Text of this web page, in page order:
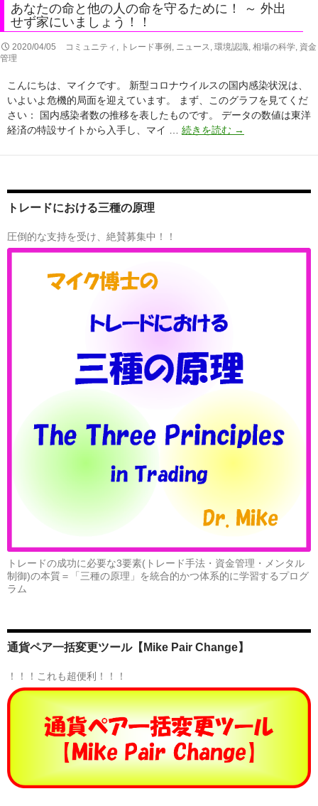
～
も
幅
に
価
い
な
い」
「行
っ
い
う
は
せ
ん！
STAY
HOME！！
あなたの命と他の人の命を守るために！ ～ 外出
せず家にいましょう！！
2020/04/05 コミュニティ , トレード事例 , ニュース, 環境認識, 相場の科学, 資金
管理
こんにちは、マイクです。 新型コロナウイルスの国内感染状況は、
いよいよ危機的局面を迎えています。 まず、このグラフを見てくだ
さい： 国内感染者数の推移を表したものです。 データの数値は東洋
経済の特設サイトから入手し、マイ … 続きを読む あ
た
命
人
め
に！
～
せ
ず
し
う！！
→
トレードにおける三種の原理
圧倒的な支持を受け、絶賛募集中！！
トレードの成功に必要な3要素(トレード手法・資金管理・メンタル
制御)の本質＝「三種の原理」を統合的かつ体系的に学習するプログ
ラム
通貨ペア一括変更ツール【Mike Pair Change】
！！！これも超便利！！！